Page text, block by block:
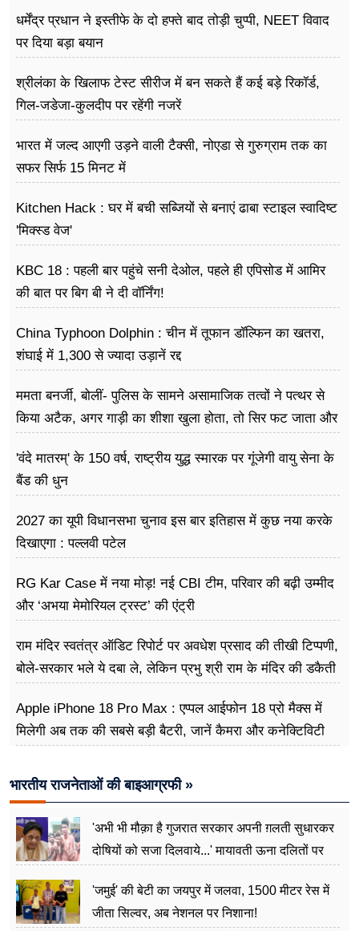
धर्मेंद्र प्रधान ने इस्तीफे के दो हफ्ते बाद तोड़ी चुप्पी, NEET विवाद
पर दिया बड़ा बयान
श्रीलंका के खिलाफ टेस्ट सीरीज में बन सकते हैं कई बड़े रिकॉर्ड,
गिल-जडेजा-कुलदीप पर रहेंगी नजरें
भारत में जल्द आएगी उड़ने वाली टैक्सी, नोएडा से गुरुग्राम तक का
सफर सिर्फ 15 मिनट में
Kitchen Hack : घर में बची सब्जियों से बनाएं ढाबा स्टाइल स्वादिष्ट
'मिक्स्ड वेज'
KBC 18 : पहली बार पहुंचे सनी देओल, पहले ही एपिसोड में आमिर
की बात पर बिग बी ने दी वॉर्निंग!
China Typhoon Dolphin : चीन में तूफान डॉल्फिन का खतरा,
शंघाई में 1,300 से ज्यादा उड़ानें रद्द
ममता बनर्जी, बोलीं- पुलिस के सामने असामाजिक तत्वों ने पत्थर से
किया अटैक, अगर गाड़ी का शीशा खुला होता, तो सिर फट जाता और
'वंदे मातरम्' के 150 वर्ष, राष्ट्रीय युद्ध स्मारक पर गूंजेगी वायु सेना के
बैंड की धुन
2027 का यूपी विधानसभा चुनाव इस बार इतिहास में कुछ नया करके
दिखाएगा : पल्लवी पटेल
RG Kar Case में नया मोड़! नई CBI टीम, परिवार की बढ़ी उम्मीद
और ‘अभया मेमोरियल ट्रस्ट’ की एंट्री
राम मंदिर स्वतंत्र ऑडिट रिपोर्ट पर अवधेश प्रसाद की तीखी टिप्पणी,
बोले-सरकार भले ये दबा ले, लेकिन प्रभु श्री राम के मंदिर की डकैती
Apple iPhone 18 Pro Max : एप्पल आईफोन 18 प्रो मैक्स में
मिलेगी अब तक की सबसे बड़ी बैटरी, जानें कैमरा और कनेक्टिविटी
भारतीय राजनेताओं की बाइआग्रफी »
'अभी भी मौक़ा है गुजरात सरकार अपनी ग़लती सुधारकर
दोषियों को सजा दिलवाये...' मायावती ऊना दलितों पर
'जमुई' की बेटी का जयपुर में जलवा, 1500 मीटर रेस में
जीता सिल्वर, अब नेशनल पर निशाना!